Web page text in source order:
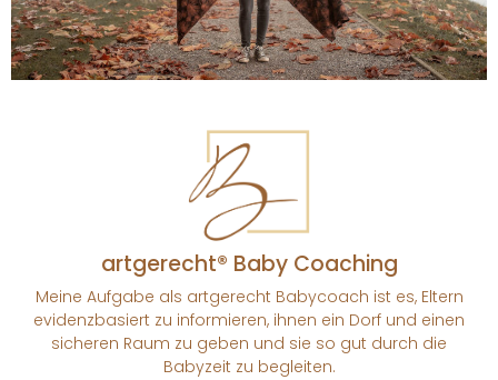
artgerecht® Baby Coaching
Meine Aufgabe als artgerecht Babycoach ist es, Eltern
evidenzbasiert zu informieren, ihnen ein Dorf und einen
sicheren Raum zu geben und sie so gut durch die
Babyzeit zu begleiten.